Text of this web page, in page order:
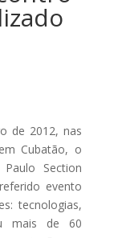
de 2012, nas
Cubatão, o
Section
evento
tecnologias,
mais de 60